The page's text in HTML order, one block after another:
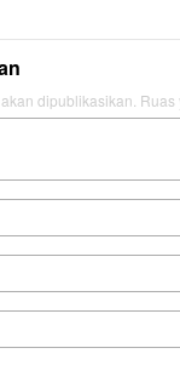
dipublikasikan. Ruas